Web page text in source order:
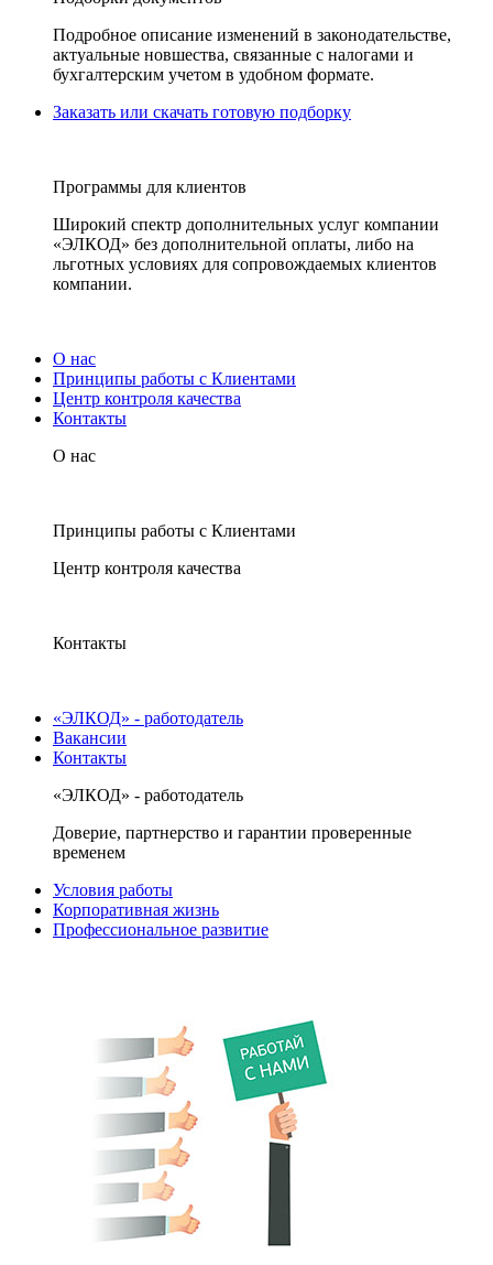
Подробное описание изменений в законодательстве,
актуальные новшества, связанные с налогами и
бухгалтерским учетом в удобном формате.
Заказать или скачать готовую подборку
Программы для клиентов
Широкий спектр дополнительных услуг компании
«ЭЛКОД» без дополнительной оплаты, либо на
льготных условиях для сопровождаемых клиентов
компании.
О нас
Принципы работы с Клиентами
Центр контроля качества
Контакты
О нас
Принципы работы с Клиентами
Центр контроля качества
Контакты
«ЭЛКОД» - работодатель
Вакансии
Контакты
«ЭЛКОД» - работодатель
Доверие, партнерство и гарантии проверенные
временем
Условия работы
Корпоративная жизнь
Профессиональное развитие